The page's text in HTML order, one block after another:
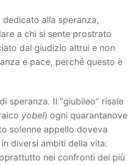
dedicato alla speranza,
a chi si sente prostrato
dal giudizio altrui e non
e pace, perché questo è
speranza. Il “giubileo” risale
yobel) ogni quarantanove
solenne appello doveva
diversi ambiti della vita:
nei confronti dei più